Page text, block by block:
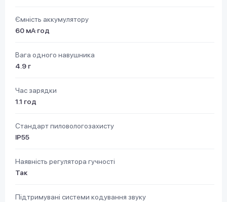
Ємність аккумулятору
60 мА·год
Вага одного навушника
4.9 г
Час зарядки
1.1 год
Стандарт пиловологозахисту
IP55
Наявність регулятора гучності
Так
Підтримувані системи кодування звуку